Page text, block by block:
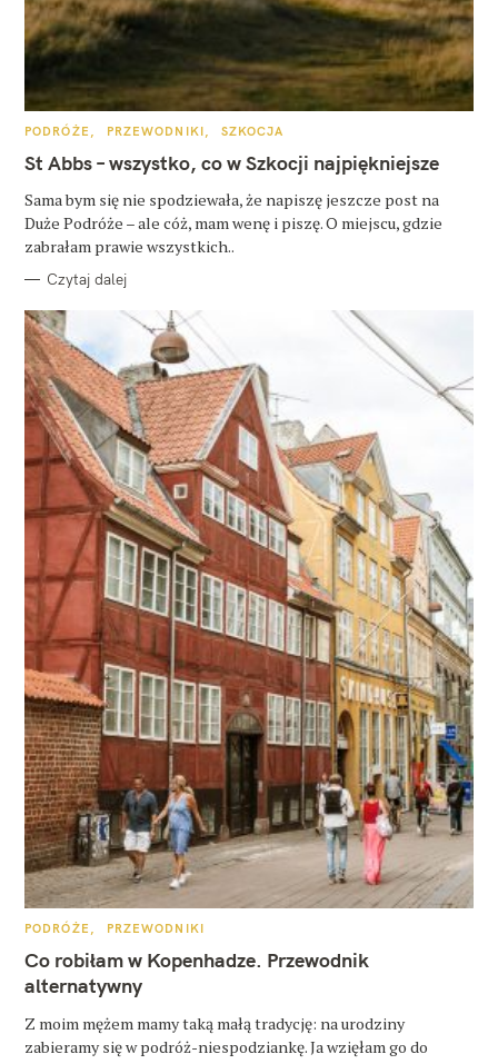
K
T
E
O
R
I
PODRÓŻE PRZEWODNIKI SZKOCJA
St Abbs – wszystko, co w Szkocji najpiękniejsze
Sama bym się nie spodziewała, że napiszę jeszcze post na
Duże Podróże – ale cóż, mam wenę i piszę. O miejscu, gdzie
zabrałam prawie wszystkich..
Czytaj dalej
K
T
E
G
O
I
E
PODRÓŻE PRZEWODNIKI
Co robiłam w Kopenhadze. Przewodnik
alternatywny
Z moim mężem mamy taką małą tradycję: na urodziny
zabieramy się w podróż-niespodziankę. Ja wzięłam go do